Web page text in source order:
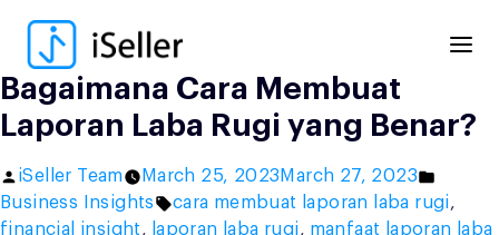
content
Bagaimana Cara Membuat
Laporan Laba Rugi yang Benar?
Posted
by
iSeller Team March 25, 2023 March 27, 2023
in
Business Insights Tags:
cara membuat laporan laba rugi,
financial insight, laporan laba rugi, manfaat laporan laba